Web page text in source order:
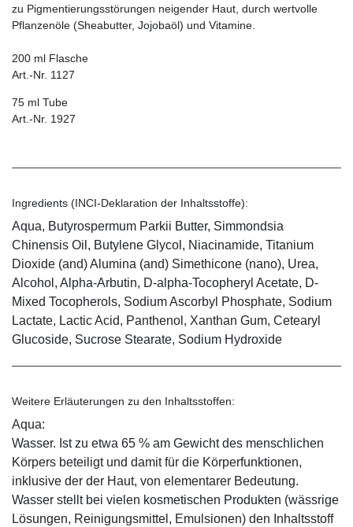
zu Pigmentierungsstörungen neigender Haut, durch wertvolle
Pflanzenöle (Sheabutter, Jojobaöl) und Vitamine.
200 ml Flasche
Art.-Nr. 1127
75 ml Tube
Art.-Nr. 1927
Ingredients (INCI-Deklaration der Inhaltsstoffe):
Aqua, Butyrospermum Parkii Butter, Simmondsia
Chinensis Oil, Butylene Glycol, Niacinamide, Titanium
Dioxide (and) Alumina (and) Simethicone (nano), Urea,
Alcohol, Alpha-Arbutin, D-alpha-Tocopheryl Acetate, D-
Mixed Tocopherols, Sodium Ascorbyl Phosphate, Sodium
Lactate, Lactic Acid, Panthenol, Xanthan Gum, Cetearyl
Glucoside, Sucrose Stearate, Sodium Hydroxide
Weitere Erläuterungen zu den Inhaltsstoffen:
Aqua:
Wasser. Ist zu etwa 65 % am Gewicht des menschlichen
Körpers beteiligt und damit für die Körperfunktionen,
inklusive der der Haut, von elementarer Bedeutung.
Wasser stellt bei vielen kosmetischen Produkten (wässrige
Lösungen, Reinigungsmittel, Emulsionen) den Inhaltsstoff